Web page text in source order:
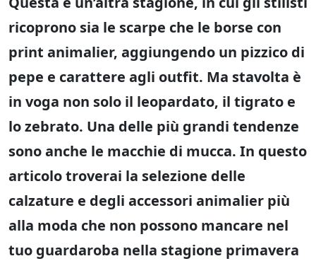
ricoprono sia le scarpe che le borse con
print animalier, aggiungendo un pizzico di
pepe e carattere agli outfit. Ma stavolta è
in voga non solo il leopardato, il tigrato e
lo zebrato. Una delle più grandi tendenze
sono anche le macchie di mucca. In questo
articolo troverai la selezione delle
calzature e degli accessori animalier più
alla moda che non possono mancare nel
tuo guardaroba nella stagione primavera